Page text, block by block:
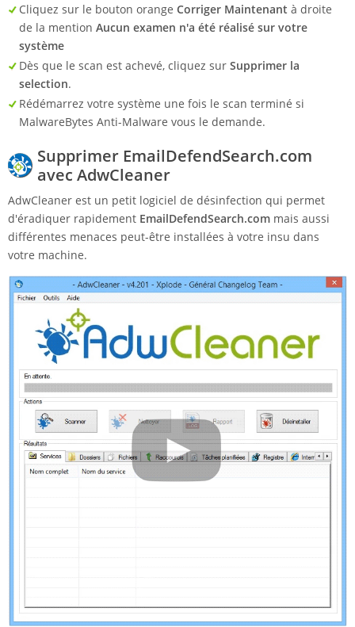
Cliquez sur le bouton orange Corriger Maintenant à droite
de la mention Aucun examen n'a été réalisé sur votre
système
Dès que le scan est achevé, cliquez sur Supprimer la
selection.
Rédémarrez votre système une fois le scan terminé si
MalwareBytes Anti-Malware vous le demande.
Supprimer EmailDefendSearch.com
avec AdwCleaner
AdwCleaner est un petit logiciel de désinfection qui permet
d'éradiquer rapidement EmailDefendSearch.com mais aussi
différentes menaces peut-être installées à votre insu dans
votre machine.